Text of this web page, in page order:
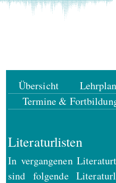
Übersicht Lehrplan
Termine &
Literaturlisten
In vergangenen
sind folgende